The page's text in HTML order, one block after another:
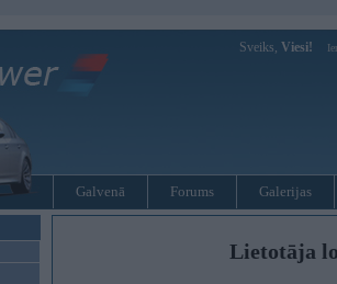
Sveiks, Viesi!
Galvenā Forums Galerijas
Lietotāja